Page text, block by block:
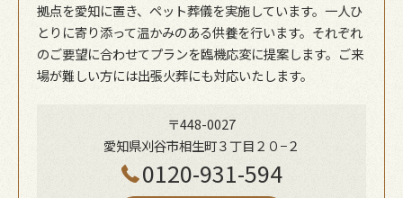
拠点を愛知に置き、ペット葬儀を実施しています。一人ひ
とりに寄り添って温かみのある供養を行います。それぞれ
のご要望に合わせてプランを臨機応変に提案します。ご来
場が難しい方には出張火葬にも対応いたします。
〒448-0027
愛知県刈谷市相生町３丁目２０−２
0120-931-594